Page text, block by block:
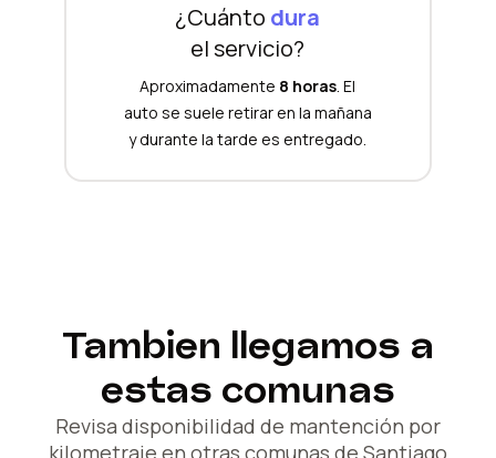
¿Cuánto dura
el servicio?
Aproximadamente 8 horas . El
auto se suele retirar en la mañana
y durante la tarde es entregado.
Tambien llegamos a
estas comunas
Revisa disponibilidad de mantención por
kilometraje en otras comunas de Santiago